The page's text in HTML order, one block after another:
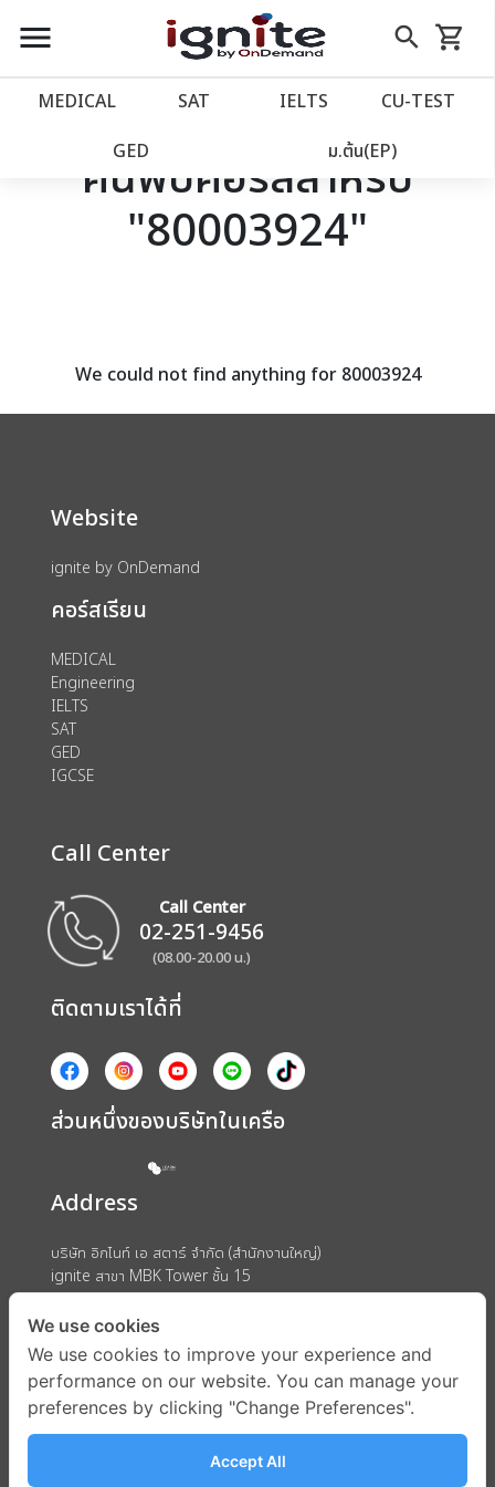
close
account_balance หน้าแรก
เว็บไซต์อิกไนท์
โปรโมชั่น
assignment ลงทะเบียน
menu search
Skip
to
shopping_cart
รถเข็น
MEDICAL SAT IELTS CU‑TEST
GED ม.ต้น(EP)
ค้นพบคอร์สสำหรับ
"80003924"
We could not find anything for 80003924
Website
ignite by OnDemand
คอร์สเรียน
MEDICAL
Engineering
IELTS
SAT
GED
IGCSE
Call Center
Call Center
02-251-9456
(08.00-20.00 น.)
ติดตามเราได้ที่
ส่วนหนึ่งของบริษัทในเครือ
Address
บริษัท อิกไนท์ เอ สตาร์ จำกัด (สำนักงานใหญ่)
ignite สาขา MBK Tower ชั้น 15
ถนนพญาไท แขวงวังใหม่ เขตปทุมวัน กรุงเทพมหานคร 10330
We use cookies
We use cookies to improve your experience and
performance on our website. You can manage your
preferences by clicking "Change Preferences".
Accept All